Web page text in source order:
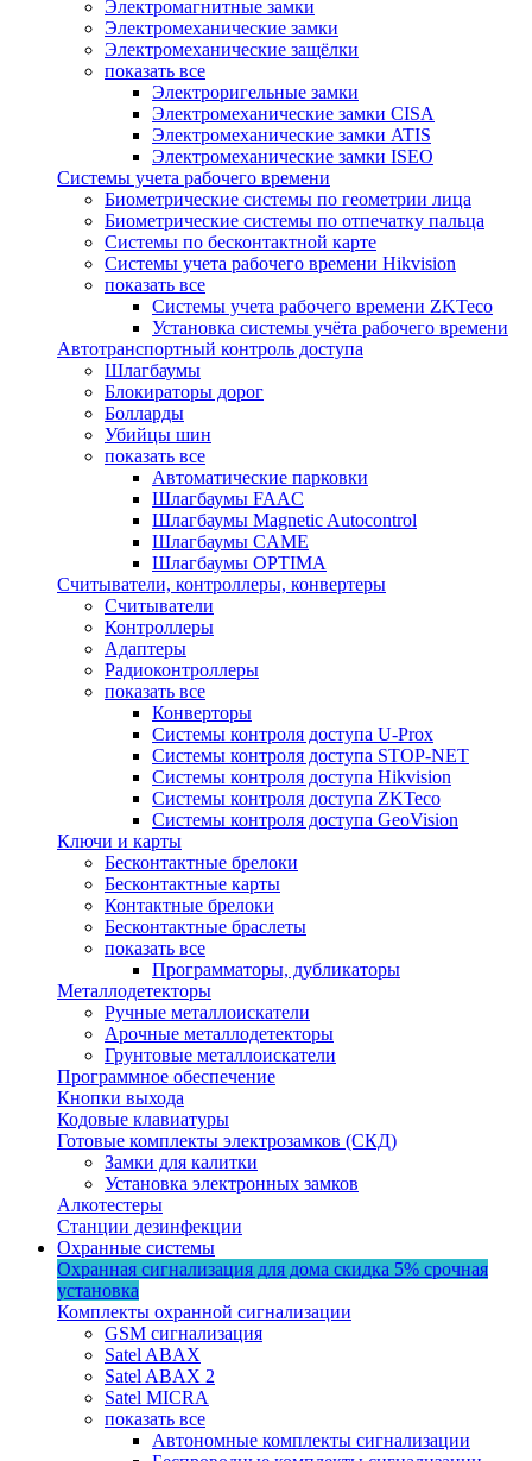
Электромагнитные замки
Электромеханические замки
Электромеханические защёлки
показать все
Электроригельные замки
Электромеханические замки CISA
Электромеханические замки ATIS
Электромеханические замки ISEO
Системы учета рабочего времени
Биометрические системы по геометрии лица
Биометрические системы по отпечатку пальца
Системы по бесконтактной карте
Системы учета рабочего времени Hikvision
показать все
Системы учета рабочего времени ZKTeco
Установка системы учёта рабочего времени
Автотранспортный контроль доступа
Шлагбаумы
Блокираторы дорог
Болларды
Убийцы шин
показать все
Автоматические парковки
Шлагбаумы FAAC
Шлагбаумы Magnetic Autocontrol
Шлагбаумы CAME
Шлагбаумы OPTIMA
Считыватели, контроллеры, конвертеры
Считыватели
Контроллеры
Адаптеры
Радиоконтроллеры
показать все
Конверторы
Системы контроля доступа U-Prox
Системы контроля доступа STOP-NET
Системы контроля доступа Hikvision
Системы контроля доступа ZKTeco
Системы контроля доступа GeoVision
Ключи и карты
Бесконтактные брелоки
Бесконтактные карты
Контактные брелоки
Бесконтактные браслеты
показать все
Программаторы, дубликаторы
Металлодетекторы
Ручные металлоискатели
Арочные металлодетекторы
Грунтовые металлоискатели
Программное обеспечение
Кнопки выхода
Кодовые клавиатуры
Готовые комплекты электрозамков (СКД)
Замки для калитки
Установка электронных замков
Алкотестеры
Станции дезинфекции
Охранные системы
Охранная сигнализация для дома скидка 5% срочная
установка
Комплекты охранной сигнализации
GSM сигнализация
Satel ABAX
Satel ABAX 2
Satel MICRA
показать все
Автономные комплекты сигнализации